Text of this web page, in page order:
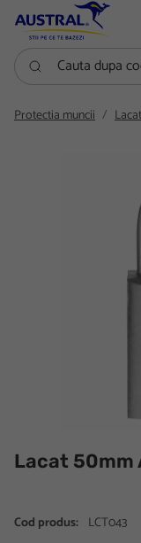
Cauta dupa cod sau
Protectia muncii
Lacat 50mm
Cod produs: LCT043